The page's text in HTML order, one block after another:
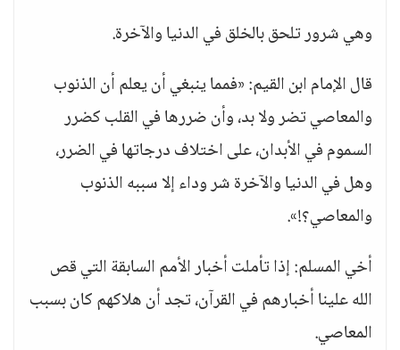
وهي شرور تلحق بالخلق في الدنيا والآخرة.
قال الإمام ابن القيم: «فمما ينبغي أن يعلم أن الذنوب
والمعاصي تضر ولا بد، وأن ضررها في القلب كضرر
السموم في الأبدان، على اختلاف درجاتها في الضرر،
وهل في الدنيا والآخرة شر وداء إلا سببه الذنوب
والمعاصي؟!».
أخي المسلم: إذا تأملت أخبار الأمم السابقة التي قص
الله علينا أخبارهم في القرآن، تجد أن هلاكهم كان بسبب
المعاصي.